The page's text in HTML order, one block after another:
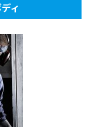
）
）
）
）
ィ